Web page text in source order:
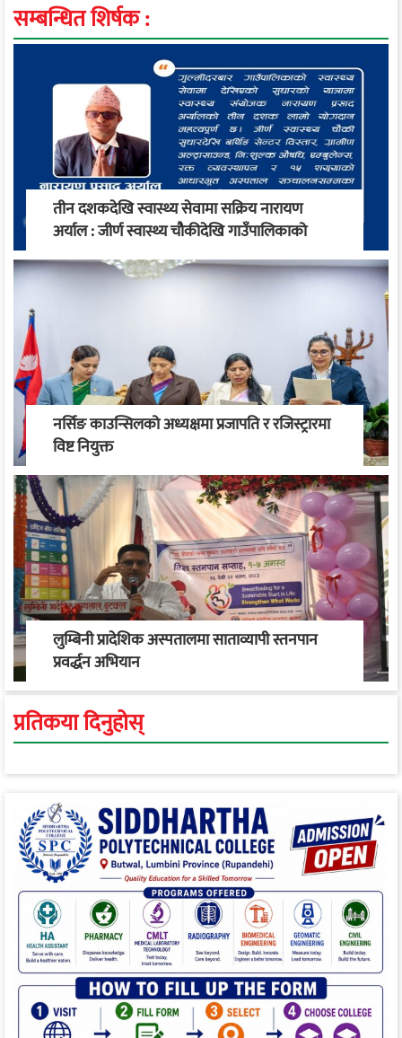
सम्बन्धित शिर्षक :
तीन दशकदेखि स्वास्थ्य सेवामा सक्रिय नारायण
अर्याल : जीर्ण स्वास्थ्य चौकीदेखि गाउँपालिकाको
स्वास्थ्य रूपान्तरण सम्म
नर्सिङ काउन्सिलको अध्यक्षमा प्रजापति र रजिस्ट्रारमा
विष्ट नियुक्त
लुम्बिनी प्रादेशिक अस्पतालमा साताव्यापी स्तनपान
प्रवर्द्धन अभियान
प्रतिकया दिनुहोस्